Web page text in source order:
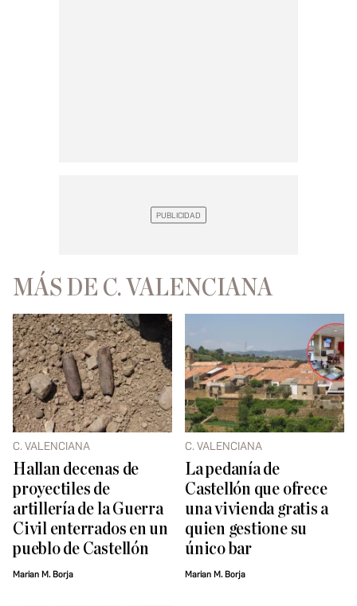
MÁS DE C. VALENCIANA
C. VALENCIANA
Hallan decenas de
proyectiles de
artillería de la Guerra
Civil enterrados en un
pueblo de Castellón
Marian M. Borja
C. VALENCIANA
La pedanía de
Castellón que ofrece
una vivienda gratis a
quien gestione su
único bar
Marian M. Borja